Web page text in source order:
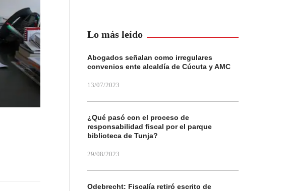
Lo más leído
Abogados señalan como irregulares
convenios ente alcaldía de Cúcuta y AMC
13/07/2023
¿Qué pasó con el proceso de
responsabilidad fiscal por el parque
biblioteca de Tunja?
29/08/2023
Odebrecht: Fiscalía retiró escrito de